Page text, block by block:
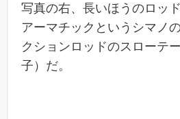
写真の右、長いほうのロッ
アーマチックというシマノ
クションロッドのスローテ
子）だ。